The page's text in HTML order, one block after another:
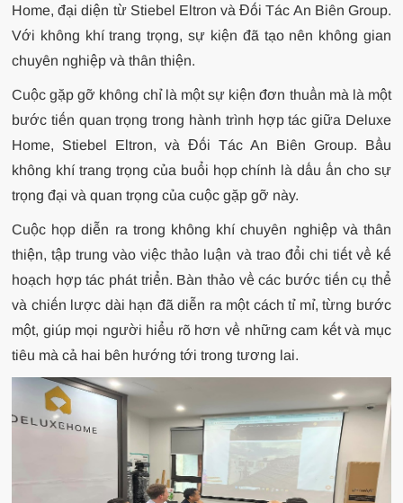
Home, đại diện từ Stiebel Eltron và Đối Tác An Biên Group.
Với không khí trang trọng, sự kiện đã tạo nên không gian
chuyên nghiệp và thân thiện.
Cuộc gặp gỡ không chỉ là một sự kiện đơn thuần mà là một
bước tiến quan trọng trong hành trình hợp tác giữa Deluxe
Home, Stiebel Eltron, và Đối Tác An Biên Group. Bầu
không khí trang trọng của buổi họp chính là dấu ấn cho sự
trọng đại và quan trọng của cuộc gặp gỡ này.
Cuộc họp diễn ra trong không khí chuyên nghiệp và thân
thiện, tập trung vào việc thảo luận và trao đổi chi tiết về kế
hoạch hợp tác phát triển. Bàn thảo về các bước tiến cụ thể
và chiến lược dài hạn đã diễn ra một cách tỉ mỉ, từng bước
một, giúp mọi người hiểu rõ hơn về những cam kết và mục
tiêu mà cả hai bên hướng tới trong tương lai.